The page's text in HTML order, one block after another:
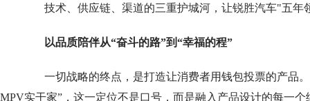
技术、供应链、渠道的三重护城河，让锐胜汽车"五年
以品质陪伴从“奋斗的路”到“幸福的程”
一切战略的终点，是打造让消费者用钱包投票的产品。
MPV实干家”，这一定位不是口号，而是融入产品设计的每一个